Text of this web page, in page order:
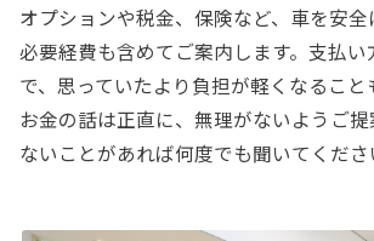
オプションや税金、保険など、車を安
必要経費も含めてご案内します。支払
で、思っていたより負担が軽くなるこ
お金の話は正直に、無理がないようご提
ないことがあれば何度でも聞いてくださ